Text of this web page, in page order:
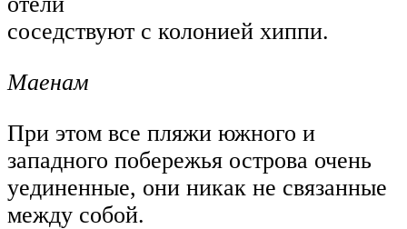
соседствуют с колонией хиппи.
Маенам
При этом все пляжи южного и
западного побережья острова очень
уединенные, они никак не связанные
между собой.